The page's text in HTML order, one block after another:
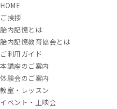
HOME
ご挨拶
胎内記憶とは
胎内記憶教育協会とは
ご利用ガイド
本講座のご案内
体験会のご案内
教室・レッスン
イベント・上映会